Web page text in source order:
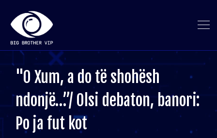
"O Xum, a do të shohësh
ndonjë…”/ Olsi debaton, banori:
Po ja fut kot